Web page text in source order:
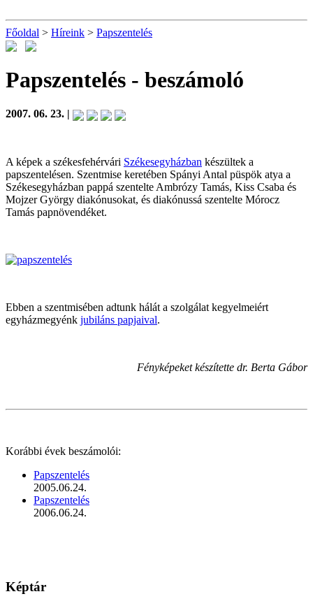
Főoldal > Híreink > Papszentelés
Papszentelés - beszámoló
2007. 06. 23. |
A képek a székesfehérvári Székesegyházban készültek a
papszentelésen. Szentmise keretében Spányi Antal püspök atya a
Székesegyházban pappá szentelte Ambrózy Tamás, Kiss Csaba és
Mojzer György diakónusokat, és diakónussá szentelte Mórocz
Tamás papnövendéket.
Ebben a szentmisében adtunk hálát a szolgálat kegyelmeiért
egyházmegyénk jubiláns papjaival.
Fényképeket készítette dr. Berta Gábor
Korábbi évek beszámolói:
Papszentelés
2005.06.24.
Papszentelés
2006.06.24.
Képtár